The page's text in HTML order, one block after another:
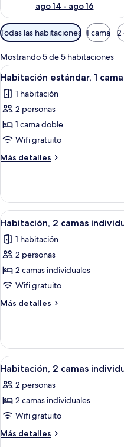
ago 14 - ago 16
Filtros
disponibles
para
las
habitaciones
Todas las habitaciones 1 cama 2
Mostrando 5 de 5 habitaciones
Abrir
todas
las
fotos
de
Habitación
estándar,
1
matrimonial
6
Habitación estándar, 1
1 habitación
2 personas
1 cama doble
Wifi gratuito
Más detalles
Más
estándar,
cama
Abrir
todas
las
fotos
de
Habitación,
2
camas
(MyRoom
By
Helena)
4
Habitación, 2 camas
1 habitación
2 personas
2 camas individuales
Wifi gratuito
Más detalles
Más
2
camas
individuales
By
Helena)
Abrir
todas
las
fotos
de
Habitación,
5
Habitación, 2 camas
2 personas
2 camas individuales
Wifi gratuito
Más detalles
Más